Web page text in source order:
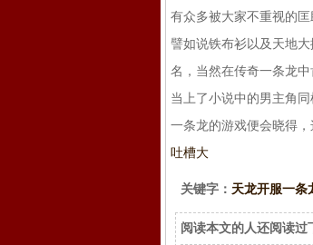
有众多被大家不重视的
譬如说铁布衫以及天地
名，当然在传奇一条龙
当上了小说中的男主角
一条龙的游戏便会晓得
吐槽大
关键字： 天龙开服一条
阅读本文的人还阅读过